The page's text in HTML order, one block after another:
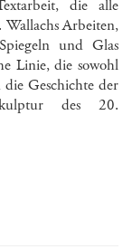
die alle
Arbeiten,
und Glas
Linie, die sowohl
Geschichte der
des 20.